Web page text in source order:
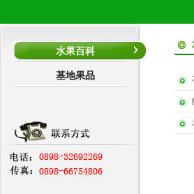
水果百科
基地果品